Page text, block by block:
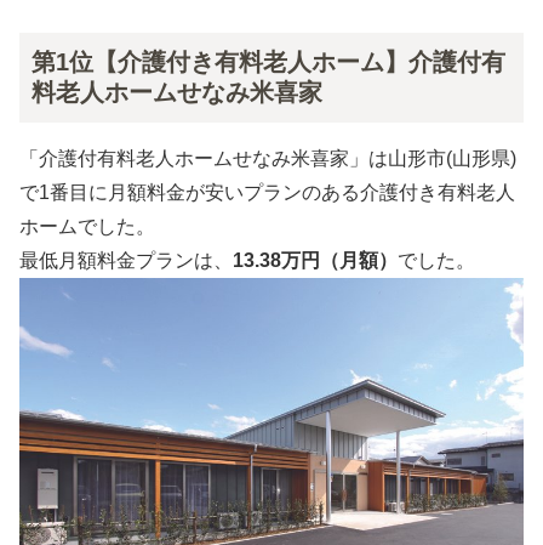
第1位【介護付き有料老人ホーム】介護付有
料老人ホームせなみ米喜家
「介護付有料老人ホームせなみ米喜家」は山形市(山形県)
で1番目に月額料金が安いプランのある介護付き有料老人
ホームでした。
最低月額料金プランは、 13.38万円（月額） でした。